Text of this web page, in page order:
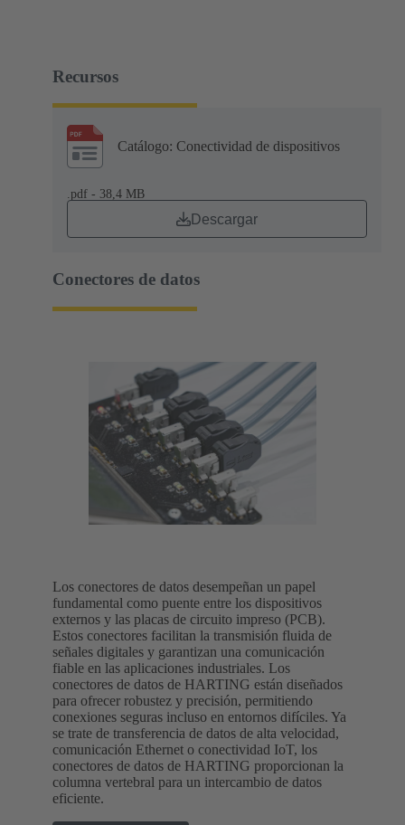
Recursos
Catálogo: Conectividad de dispositivos
.pdf - 38,4 MB
Descargar
Conectores de datos
Los conectores de datos desempeñan un papel
fundamental como puente entre los dispositivos
externos y las placas de circuito impreso (PCB).
Estos conectores facilitan la transmisión fluida de
señales digitales y garantizan una comunicación
fiable en las aplicaciones industriales. Los
conectores de datos de HARTING están diseñados
para ofrecer robustez y precisión, permitiendo
conexiones seguras incluso en entornos difíciles. Ya
se trate de transferencia de datos de alta velocidad,
comunicación Ethernet o conectividad IoT, los
conectores de datos de HARTING proporcionan la
columna vertebral para un intercambio de datos
eficiente.